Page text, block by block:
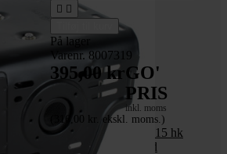
 
På lager
Varenr. 8007319
395,00 krGO'
PRIS
inkl. moms
(316,00 kr. ekskl. moms.)
Udstødning til 13 og 15 hk
motor - med manifold